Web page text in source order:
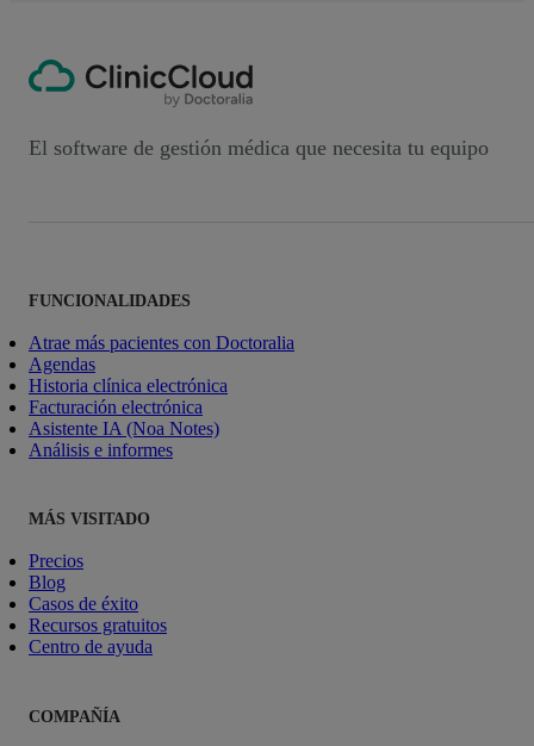
El software de gestión médica que necesita tu equipo
FUNCIONALIDADES
Atrae más pacientes con Doctoralia
Agendas
Historia clínica electrónica
Facturación electrónica
Asistente IA (Noa Notes)
Análisis e informes
MÁS VISITADO
Precios
Blog
Casos de éxito
Recursos gratuitos
Centro de ayuda
COMPAÑÍA